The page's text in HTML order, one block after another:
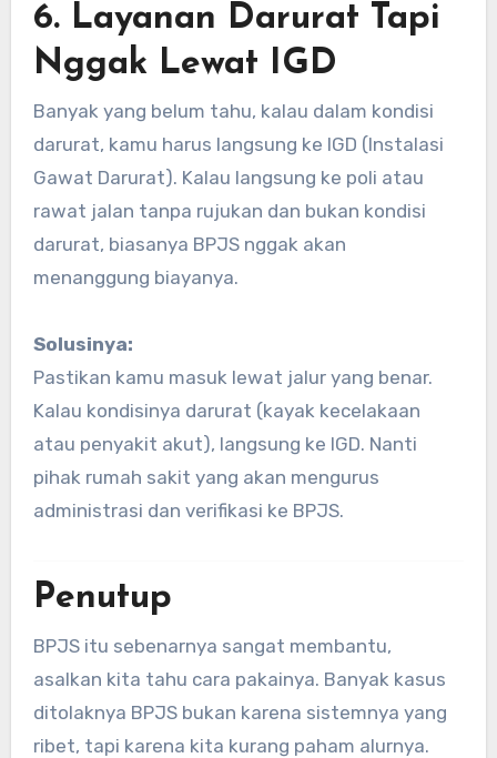
6. Layanan Darurat Tapi
Nggak Lewat IGD
Banyak yang belum tahu, kalau dalam kondisi
darurat, kamu harus langsung ke IGD (Instalasi
Gawat Darurat). Kalau langsung ke poli atau
rawat jalan tanpa rujukan dan bukan kondisi
darurat, biasanya BPJS nggak akan
menanggung biayanya.
Solusinya:
Pastikan kamu masuk lewat jalur yang benar.
Kalau kondisinya darurat (kayak kecelakaan
atau penyakit akut), langsung ke IGD. Nanti
pihak rumah sakit yang akan mengurus
administrasi dan verifikasi ke BPJS.
Penutup
BPJS itu sebenarnya sangat membantu,
asalkan kita tahu cara pakainya. Banyak kasus
ditolaknya BPJS bukan karena sistemnya yang
ribet, tapi karena kita kurang paham alurnya.